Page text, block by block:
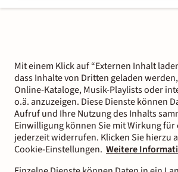
Mit einem Klick auf “Externen Inhalt
dass Inhalte von Dritten geladen
Online-Kataloge, Musik-Playlists oder
o.ä. anzuzeigen. Diese Dienste können
Aufruf und Ihre Nutzung des Inhalts
Einwilligung können Sie mit Wirkung
jederzeit widerrufen. Klicken Sie hierzu
Cookie-Einstellungen. Weitere